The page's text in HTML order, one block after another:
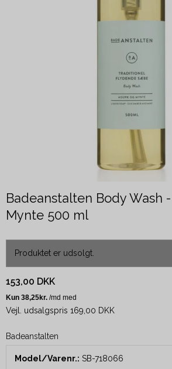
Badeanstalten Body Wash
Mynte 500 ml
Produktet er udsolgt.
153,00 DKK
Vejl. udsalgspris 169,00 DKK
Badeanstalten
Model/Varenr.: SB-718066